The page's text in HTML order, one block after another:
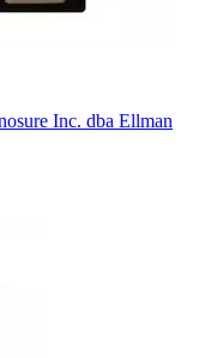
Inc. dba Ellman